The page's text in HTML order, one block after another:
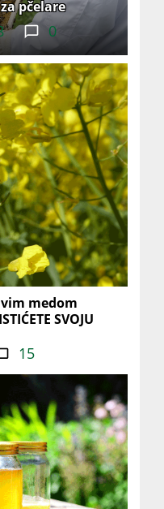
pčelare
0
medom
SVOJU
15